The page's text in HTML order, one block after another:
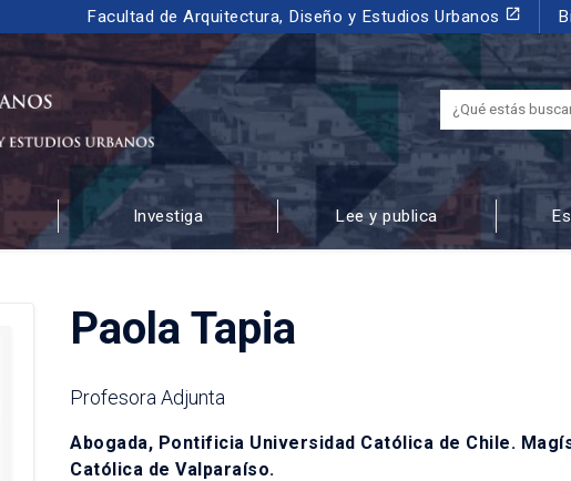
Facultad de Arquitectura, Diseño y Estudios Urbanos launch
URBANOS Investiga Lee y publica
Paola Tapia
Profesora Adjunta
Abogada, Pontificia Universidad Católica de Chile.
Católica de Valparaíso.